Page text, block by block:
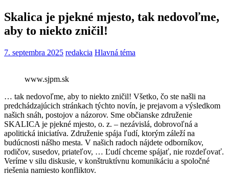
Skalica je pjekné mjesto, tak nedovoľme,
aby to niekto zničil!
7. septembra 2025 redakcia Hlavná téma
www.sjpm.sk
… tak nedovoľme, aby to niekto zničil! Všetko, čo ste našli na
predchádzajúcich stránkach týchto novín, je prejavom a výsledkom
našich snáh, postojov a názorov. Sme občianske združenie
SKALICA je pjekné mjesto, o. z. – nezávislá, dobrovoľná a
apolitická iniciatíva. Združenie spája ľudí, ktorým záleží na
budúcnosti nášho mesta. V našich radoch nájdete odborníkov,
rodičov, susedov, priateľov, … Ľudí chceme spájať, nie rozdeľovať.
Veríme v silu diskusie, v konštruktívnu komunikáciu a spoločné
riešenia namiesto konfliktov.